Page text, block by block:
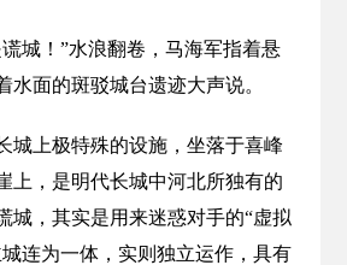
！”水浪翻卷，马海军指着悬
水面的斑驳城台遗迹大声说。
上极特殊的设施，坐落于喜峰
上，是明代长城中河北所独有的
城，其实是用来迷惑对手的“虚拟
连为一体，实则独立运作，具有